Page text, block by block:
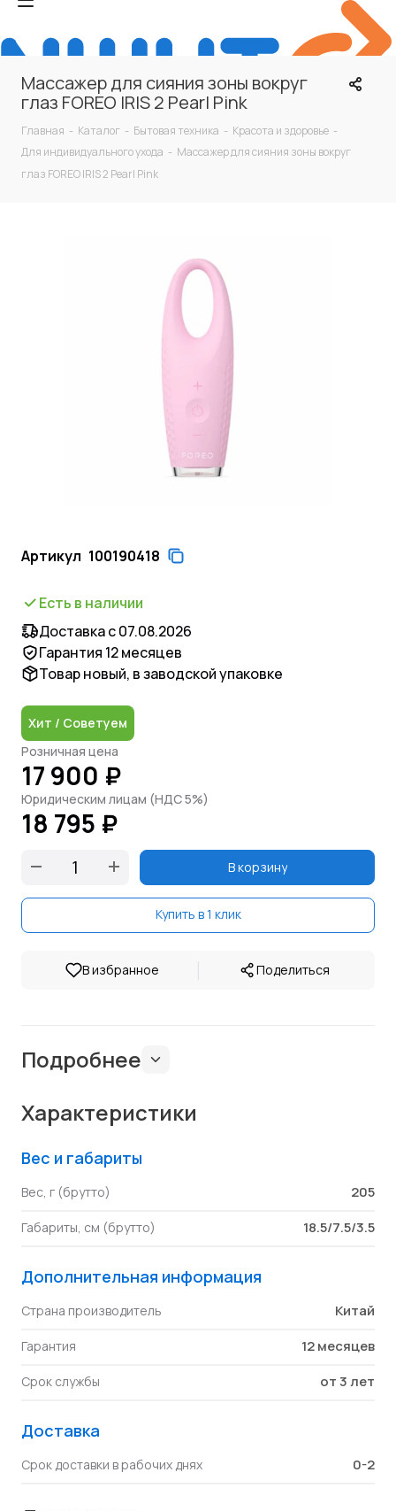
Массажер для сияния зоны вокруг
глаз FOREO IRIS 2 Pearl Pink
Главная - Каталог - Бытовая техника - Красота и здоровье -
Для индивидуального ухода - Массажер для сияния зоны вокруг
глаз FOREO IRIS 2 Pearl Pink
Артикул 100190418
Есть в наличии
Доставка с 07.08.2026
Гарантия 12 месяцев
Товар новый, в заводской упаковке
Хит / Советуем
Розничная цена
17 900 ₽
Юридическим лицам (НДС 5%)
18 795 ₽
В корзину
Купить в 1 клик
В избранное | Поделиться
Подробнее
Характеристики
Вес и габариты
Вес, г (брутто) 205
Габариты, см (брутто) 18.5/7.5/3.5
Дополнительная информация
Страна производитель Китай
Гарантия 12 месяцев
Срок службы от 3 лет
Доставка
Срок доставки в рабочих днях 0-2